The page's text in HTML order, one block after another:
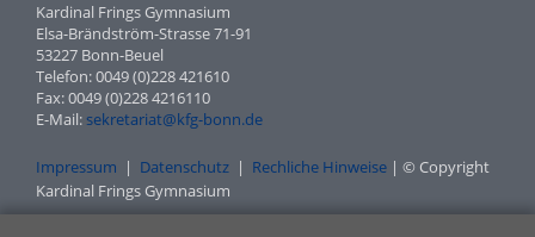
Kardinal Frings Gymnasium
Elsa-Brändström-Strasse 71-91
53227 Bonn-Beuel
Telefon: 0049 (0)228 421610
Fax: 0049 (0)228 4216110
E-Mail: sekretariat@kfg-bonn.de
Impressum | Datenschutz | Rechliche Hinweise | © Copyright
Kardinal Frings Gymnasium